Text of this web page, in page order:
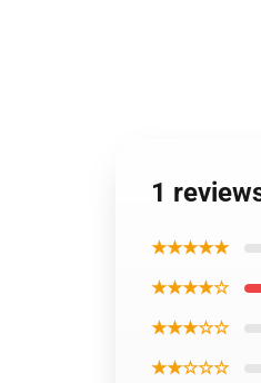
1
★★★★★
★★★★☆
★★★☆☆
★★☆☆☆